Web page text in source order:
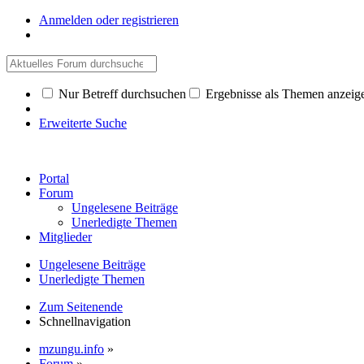
Anmelden oder registrieren
Nur Betreff durchsuchen Ergebnisse als Themen
Erweiterte Suche
Portal
Forum
Ungelesene Beiträge
Unerledigte Themen
Mitglieder
Ungelesene Beiträge
Unerledigte Themen
Zum Seitenende
Schnellnavigation
mzungu.info »